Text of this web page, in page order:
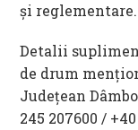
și reglementare.
Detalii
de drum
Judeţean
245 207600 /